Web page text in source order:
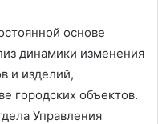
основе
динамики изменения
и изделий,
городских объектов.
Управления